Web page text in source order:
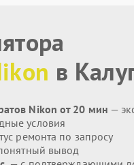
в
Nikon от 20 мин —
условия
ремонта по запросу
вывод